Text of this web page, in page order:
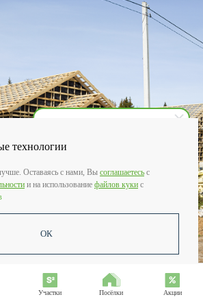
Здравствуйте! Вас интересует
дом или участок?
Участки Посёлки Акции
технологии
Оставаясь с нами, Вы соглашаетесь c
и на использование файлов куки с
ОК